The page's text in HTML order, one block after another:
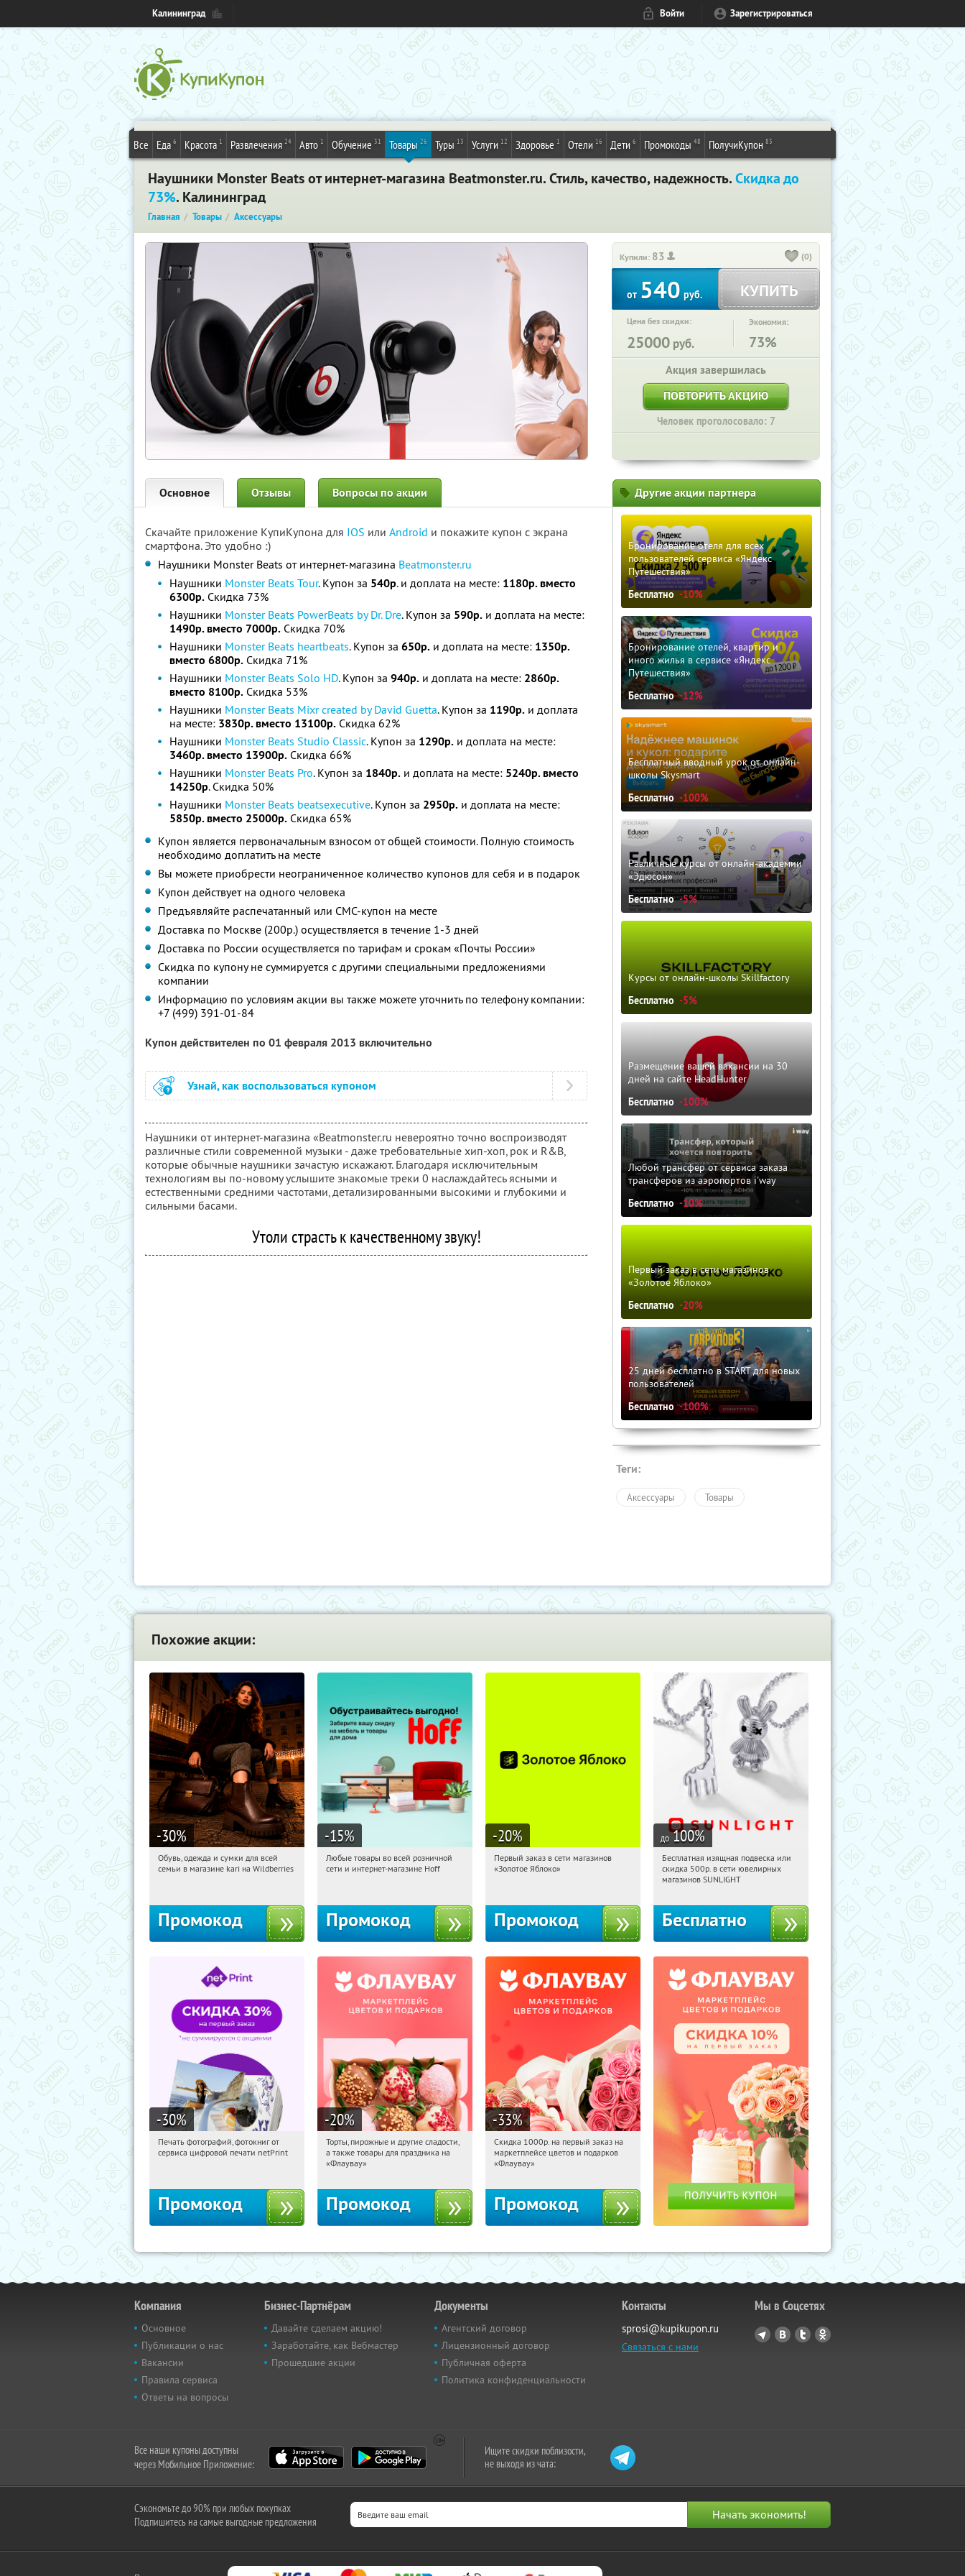
Калининград Войти Зарегистрироваться
Все Еда 6 Красота 1 Развлечения 24 Авто 1 Обучение 31 Товары 26 Туры 13 Услуги 12 Здоровье 1 Отели 16 Дети 6 Промокоды 48 ПолучиКупон 83
Наушники Monster Beats от интернет-магазина Beatmonster.ru. Стиль, качество, надежность.Скидка до
73%. Калининград
Главная Товары Аксессуары
Купили: 83 (0)
от540руб. КУПИТЬ
Цена без скидки:
25000 руб.
Экономия:
73%
Акция завершилась
ПОВТОРИТЬ АКЦИЮ
Человек проголосовало: 7
Основное Отзывы Вопросы по акции
Скачайте приложение КупиКупона для IOS или Android и покажите купон с экрана
смартфона. Это удобно :)
Наушники Monster Beats от интернет-магазина Beatmonster.ru
Наушники Monster Beats Tour. Купон за 540р. и доплата на месте: 1180р. вместо
6300р. Скидка 73%
Наушники Monster Beats PowerBeats by Dr. Dre. Купон за 590р. и доплата на месте:
1490р. вместо 7000р. Скидка 70%
Наушники Monster Beats heartbeats. Купон за 650р. и доплата на месте: 1350р.
вместо 6800р. Скидка 71%
Наушники Monster Beats Solo HD. Купон за 940р. и доплата на месте: 2860р.
вместо 8100р. Скидка 53%
Наушники Monster Beats Mixr created by David Guetta. Купон за 1190р. и доплата
на месте: 3830р. вместо 13100р. Скидка 62%
Наушники Monster Beats Studio Classic. Купон за 1290р. и доплата на месте:
3460р. вместо 13900р. Скидка 66%
Наушники Monster Beats Pro. Купон за 1840р. и доплата на месте: 5240р. вместо
14250р. Скидка 50%
Наушники Monster Beats beatsexecutive. Купон за 2950р. и доплата на месте:
5850р. вместо 25000р. Скидка 65%
Купон является первоначальным взносом от общей стоимости. Полную стоимость
необходимо доплатить на месте
Вы можете приобрести неограниченное количество купонов для себя и в подарок
Купон действует на одного человека
Предъявляйте распечатанный или СМС-купон на месте
Доставка по Москве (200р.) осуществляется в течение 1-3 дней
Доставка по России осуществляется по тарифам и срокам «Почты России»
Скидка по купону не суммируется с другими специальными предложениями
компании
Информацию по условиям акции вы также можете уточнить по телефону компании:
+7 (499) 391-01-84
Купон действителен по 01 февраля 2013 включительно
Узнай, как воспользоваться купоном
Наушники от интернет-магазина «Beatmonster.ru невероятно точно воспроизводят
различные стили современной музыки - даже требовательные хип-хоп, рок и R&B,
которые обычные наушники зачастую искажают. Благодаря исключительным
технологиям вы по-новому услышите знакомые треки 0 наслаждайтесь ясными и
естественными средними частотами, детализированными высокими и глубокими и
сильными басами.
Утоли страсть к качественному звуку!
Другие акции партнера
Бронирование отеля для всех
пользователей сервиса «Яндекс
Путешествия»
Бесплатно -10%
Бронирование отелей, квартир и
иного жилья в сервисе «Яндекс
Путешествия»
Бесплатно -12%
Бесплатный вводный урок от онлайн-
школы Skysmart
Бесплатно -100%
Различные курсы от онлайн-академии
«Эдюсон»
Бесплатно -5%
Курсы от онлайн-школы Skillfactory
Бесплатно -5%
Размещение вашей вакансии на 30
дней на сайте HeadHunter
Бесплатно -100%
Любой трансфер от сервиса заказа
трансферов из аэропортов i'way
Бесплатно -10%
Первый заказ в сети магазинов
«Золотое Яблоко»
Бесплатно -20%
25 дней бесплатно в START для новых
пользователей
Бесплатно -100%
Теги:
Аксессуары Товары
Похожие акции:
-30%
17:25:04 Получили:
Обувь, одежда и сумки для всей
семьи в магазине kari на Wildberries
Промокод
-15%
17:25:04 Получили:
Любые товары во всей розничной
сети и интернет-магазине Hoff
Промокод
-20%
17:25:04
Получи первым!
Первый заказ в сети магазинов
«Золотое Яблоко»
Промокод
до 100%
17:25:04 Получили:
Россия
Бесплатная изящная подвеска или
скидка 500р. в сети ювелирных
магазинов SUNLIGHT
Бесплатно
-30%
17:25:04 Получили:
Печать фотографий, фотокниг от
сервиса цифровой печати netPrint
Промокод
-20%
17:25:04 Получили:
Россия
Торты, пирожные и другие сладости,
а также товары для праздника на
«Флаувау»
Промокод
-33%
17:25:04 Получили:
Россия
Скидка 1000р. на первый заказ на
маркетплейсе цветов и подарков
«Флаувау»
Промокод
Компания
Основное
Публикации о нас
Вакансии
Правила сервиса
Ответы на вопросы
Бизнес-Партнёрам
Давайте сделаем акцию!
Заработайте, как Вебмастер
Прошедшие акции
Документы
Агентский договор
Лицензионный договор
Публичная оферта
Политика конфиденциальности
Контакты
sprosi@kupikupon.ru
Связаться с нами
Мы в Соцсетях
Все наши купоны доступны
через Мобильное Приложение:
Ищите скидки поблизости,
не выходя из чата:
Сэкономьте до 90% при любых покупках
Подпишитесь на самые выгодные предложения